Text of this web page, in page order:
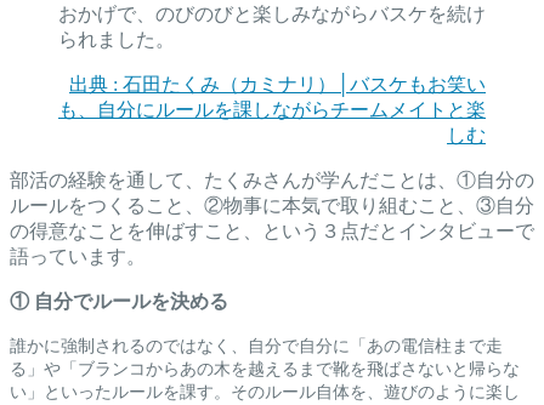
おかげで、のびのびと楽しみながらバスケを続け
られました。
出典 : 石田たくみ（カミナリ）│バスケもお笑い
も、自分にルールを課しながらチームメイトと楽
しむ
部活の経験を通して、たくみさんが学んだことは、①自分の
ルールをつくること、②物事に本気で取り組むこと、③自分
の得意なことを伸ばすこと、という３点だとインタビューで
語っています。
① 自分でルールを決める
誰かに強制されるのではなく、自分で自分に「あの電信柱まで走
る」や「ブランコからあの木を越えるまで靴を飛ばさないと帰らな
い」といったルールを課す。そのルール自体を、遊びのように楽し